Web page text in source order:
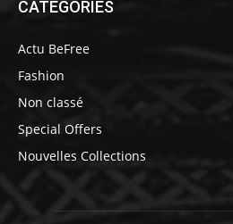
CATEGORIES
Actu BeFree
Fashion
Non classé
Special Offers
Nouvelles Collections